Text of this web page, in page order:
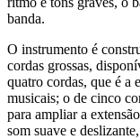
banda.
O instrumento é
cordas grossas,
quatro cordas, que é a
musicais; o de cinco
para ampliar a
som suave e